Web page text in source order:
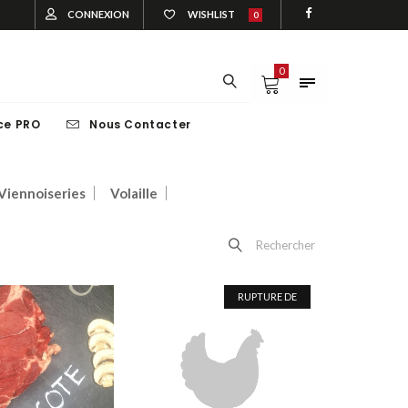
0
WISHLIST
CONNEXION
0
VOLAILLE
PRO Nous Contacter
VOLAILLE
Volaille
Rechercher
RUPTURE DE